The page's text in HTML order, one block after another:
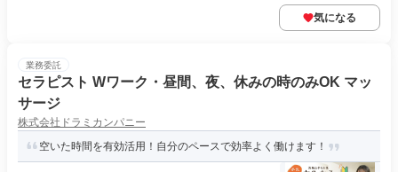
気になる
業務委託
セラピスト Wワーク・昼間、夜、休みの時のみOK マッ
サージ
株式会社ドラミカンパニー
空いた時間を有効活用！自分のペースで効率よく働けます！